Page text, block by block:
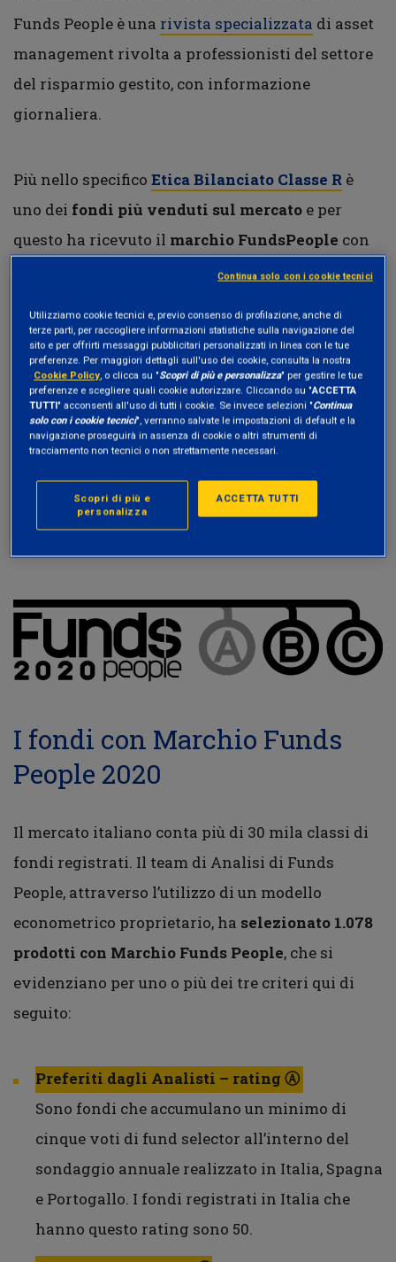
Funds People è una rivista specializzata di asset
management rivolta a professionisti del settore
del risparmio gestito, con informazione
giornaliera.
Più nello specifico Etica Bilanciato Classe R è
uno dei fondi più venduti sul mercato e per
questo ha ricevuto il marchio FundsPeople con
Etica Rendita Bilanciata Classe Iè uno dei
più venduti sul mercatoeconsistente, per
questo ha ricevuto il
marchio FundsPeople
I fondi con Marchio Funds
People 2020
Il mercato italiano conta più di 30 mila classi di
fondi registrati. Il team di Analisi di Funds
People, attraverso l’utilizzo di un modello
econometrico proprietario, ha selezionato 1.078
prodotti con Marchio Funds People, che si
evidenziano per uno o più dei tre criteri qui di
seguito:
Preferiti dagli Analisti – rating Ⓐ
Sono fondi che accumulano un minimo di
cinque voti di fund selector all’interno del
sondaggio annuale realizzato in Italia, Spagna
e Portogallo. I fondi registrati in Italia che
hanno questo rating sono 50.
Utilizziamo cookie tecnici e, previo consenso di profilazione, anche di
terze parti, per raccogliere informazioni statistiche sulla navigazione del
sito e per offrirti messaggi pubblicitari personalizzati in linea con le tue
preferenze. Per maggiori dettagli sull'uso dei cookie, consulta la nostra
Cookie Policy, o clicca su "Scopri di più e personalizza" per gestire le tue
preferenze e scegliere quali cookie autorizzare. Cliccando su "ACCETTA
TUTTI" acconsenti all'uso di tutti i cookie. Se invece selezioni "Continua
solo con i cookie tecnici", verranno salvate le impostazioni di default e la
navigazione proseguirà in assenza di cookie o altri strumenti di
tracciamento non tecnici o non strettamente necessari.
ACCETTA TUTTI
Scopri di più e
personalizza
Continua solo con i cookie tecnici